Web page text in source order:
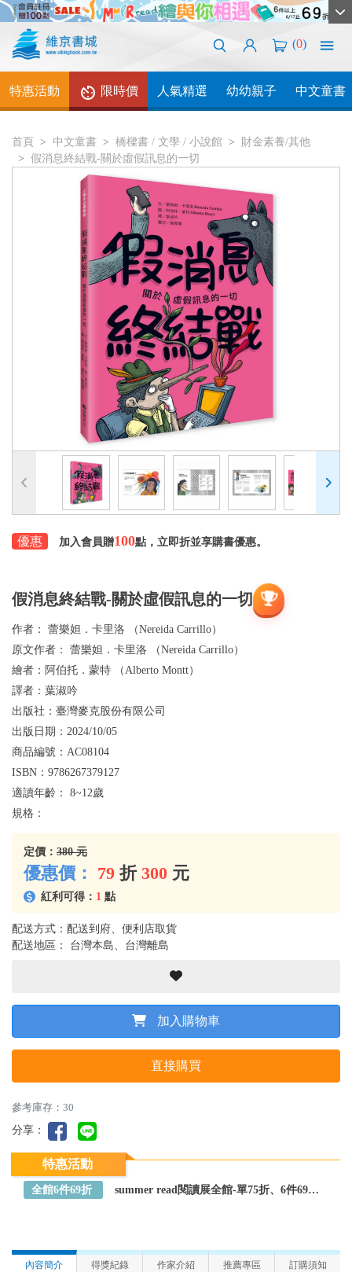
(0)
特惠活動 限時價 人氣精選 幼幼親子 中文童書
首頁 中文童書 橋樑書 / 文學 / 小說館
財金素養/其他
假消息終結戰-關於虛假訊息的一切
優惠 加入會員贈100點，立即折並享購書優惠。
假消息終結戰-關於虛假訊息的一切
作者： 蕾樂妲．卡里洛 （Nereida Carrillo）
原文作者： 蕾樂妲．卡里洛 （Nereida Carrillo）
繪者： 阿伯托．蒙特 （Alberto Montt）
譯者： 葉淑吟
出版社： 臺灣麥克股份有限公司
出版日期： 2024/10/05
商品編號： AC08104
ISBN： 9786267379127
適讀年齡： 8~12歲
規格：
定價： 380 元
優惠價： 79 折 300 元
紅利可得： 1 點
配送方式：配送到府、便利店取貨
配送地區： 台灣本島、台灣離島
加入購物車
直接購買
參考庫存：30
分享：
特惠活動
全館6件69折 summer read閱讀展全館-單75折、6件69折～全館任選
內容簡介 得獎紀錄 作家介紹 推薦專區 訂購須知